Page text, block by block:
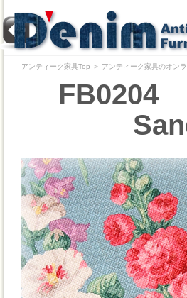
アンティーク家具Top ＞ アンティーク家具のオン
FB0204